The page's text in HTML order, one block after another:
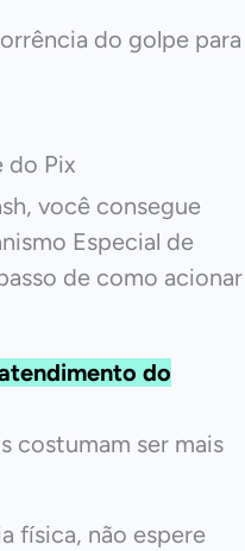
do golpe para
do Pix
você consegue
Especial de
de como acionar
do
costumam ser mais
física, não espere